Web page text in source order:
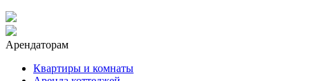
Арендаторам
Квартиры и комнаты